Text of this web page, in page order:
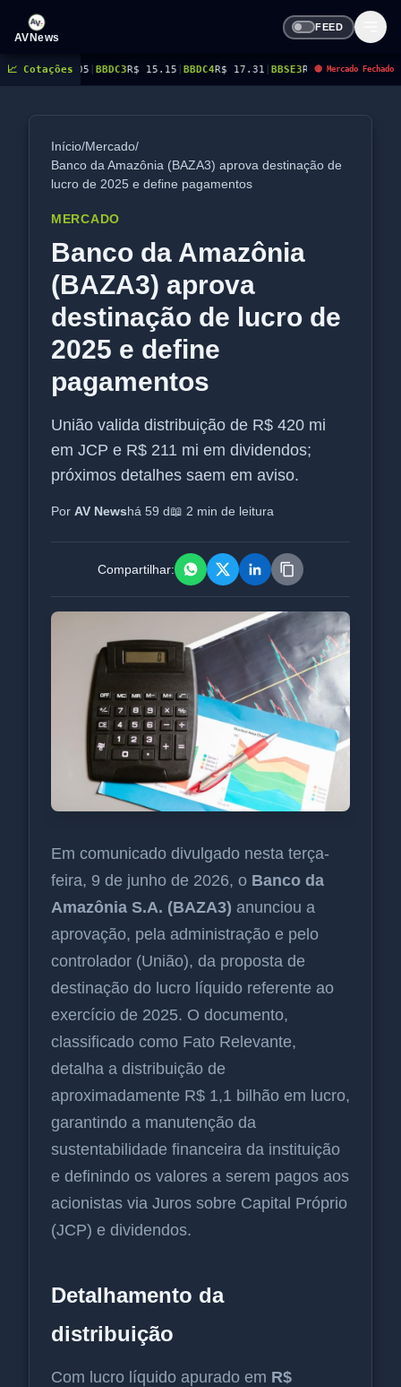
AVNews
FEED
📈 Cotações
|BBDC3R$ 15.15|BBDC4 R$ 17.31|BBSE3 R$ 38.38|BEES3R$ 8.78 |BEES4
🔴 Mercado Fechado
Início/Mercado/
Banco da Amazônia (BAZA3) aprova destinação de
lucro de 2025 e define pagamentos
MERCADO
Banco da Amazônia
(BAZA3) aprova
destinação de lucro de
2025 e define
pagamentos
União valida distribuição de R$ 420 mi
em JCP e R$ 211 mi em dividendos;
próximos detalhes saem em aviso.
Por AV Newshá 59 d📖 2 min de leitura
Compartilhar:
Em comunicado divulgado nesta terça-
feira, 9 de junho de 2026, o Banco da
Amazônia S.A. (BAZA3) anunciou a
aprovação, pela administração e pelo
controlador (União), da proposta de
destinação do lucro líquido referente ao
exercício de 2025. O documento,
classificado como Fato Relevante,
detalha a distribuição de
aproximadamente R$ 1,1 bilhão em lucro,
garantindo a manutenção da
sustentabilidade financeira da instituição
e definindo os valores a serem pagos aos
acionistas via Juros sobre Capital Próprio
(JCP) e dividendos.
Detalhamento da
distribuição
Com lucro líquido apurado em R$